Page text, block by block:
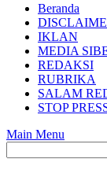
Beranda
IKLAN
MEDIA
REDAKSI
RUBRIKA
SALAM
STOP
Main Menu